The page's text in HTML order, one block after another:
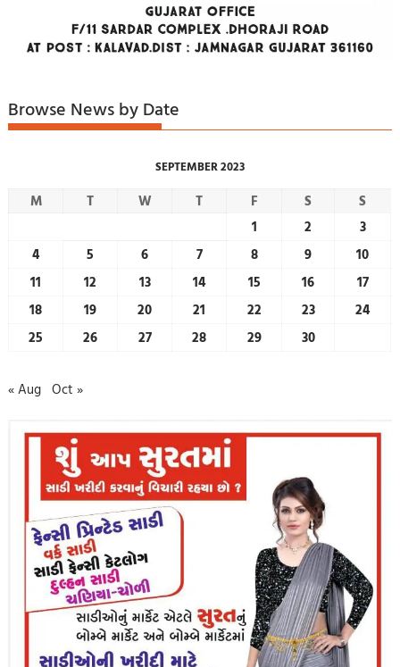
Browse News by Date
SEPTEMBER 2023
M T W T F S
S
1
2
3
4
5 6 7 8 9
10
11
12 13 14 15 16
17
18
19 20 21 22 23
24
25
26 27 28 29 30
« Aug Oct »